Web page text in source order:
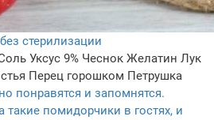
стерилизации
Уксус 9% Чеснок Желатин Лук
Перец горошком Петрушка
понравятся и запомнятся.
помидорчики в гостях, и